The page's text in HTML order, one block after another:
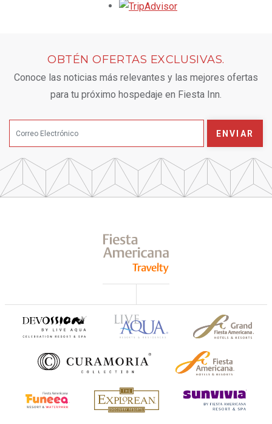
OBTÉN OFERTAS EXCLUSIVAS.
Conoce las noticias más relevantes y las mejores ofertas
para tu próximo hospedaje en Fiesta Inn.
ENVIAR